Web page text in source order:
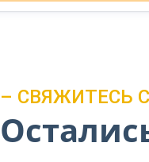
– СВЯЖИТЕСЬ